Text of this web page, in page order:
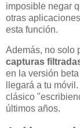
imposible negar
otras
esta función.
Además, no solo
capturas
en la versión
llegará a tu
clásico
últimos años.